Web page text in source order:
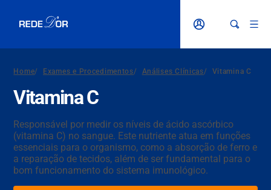
Home/ Exames e Procedimentos/ Análises Clínicas/ Vitamina C
Vitamina C
Responsável por medir os níveis de ácido ascórbico
(vitamina C) no sangue. Este nutriente atua em funções
essenciais para o organismo, como a absorção de ferro e
a reparação de tecidos, além de ser fundamental para o
bom funcionamento do sistema imunológico.